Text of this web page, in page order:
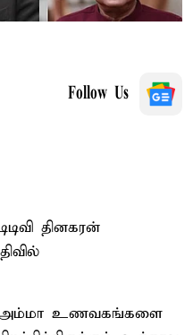
Follow Us
தினகரன்
அம்மா உணவகங்களை